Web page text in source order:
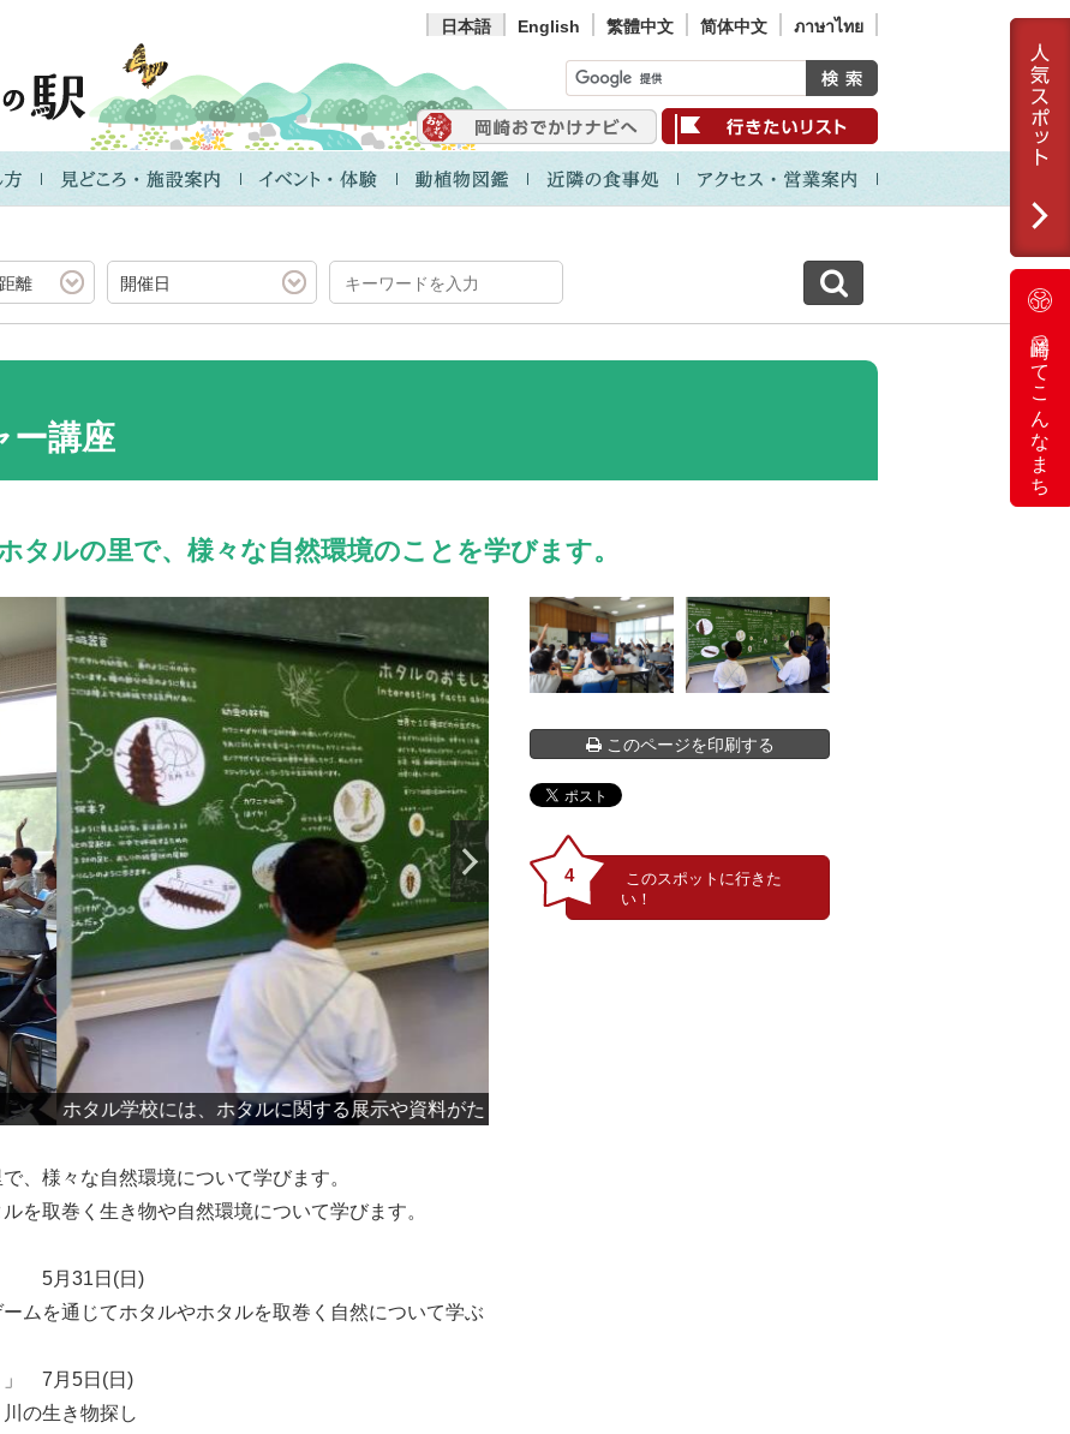
日本語 English 繁體中文 简体中文 ภาษาไทย
岡崎ってこんなまち
離 開催日
ー講座
タルの里で、様々な自然環境のことを学びます。
や資料がたくさん！
、様々な自然環境について学びます。
を取巻く生き物や自然環境について学びます。
5月31日(日)
ムを通じてホタルやホタルを取巻く自然について学ぶ
」 7月5日(日)
の生き物探し
このページを印刷する
4